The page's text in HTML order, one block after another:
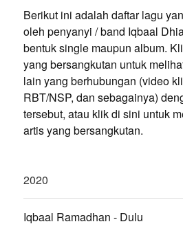
Berikut ini adalah daftar lagu
oleh penyanyi / band Iqbaal
bentuk single maupun album.
yang bersangkutan untuk
lain yang berhubungan (video
RBT/NSP, dan sebagainya)
tersebut, atau klik di sini untuk
artis yang bersangkutan.
2020
Iqbaal Ramadhan - Dulu